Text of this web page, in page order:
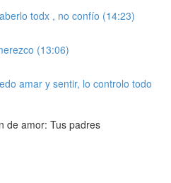
todx , no confío (14:23)
(13:06)
amar y sentir, lo controlo todo
de amor: Tus padres